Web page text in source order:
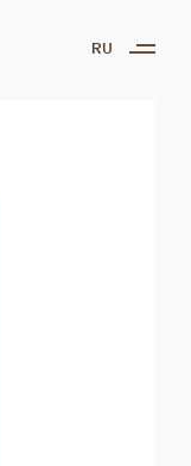
RU